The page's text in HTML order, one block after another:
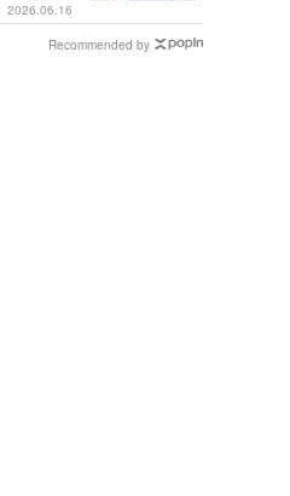
2026.06.16
Recommended by